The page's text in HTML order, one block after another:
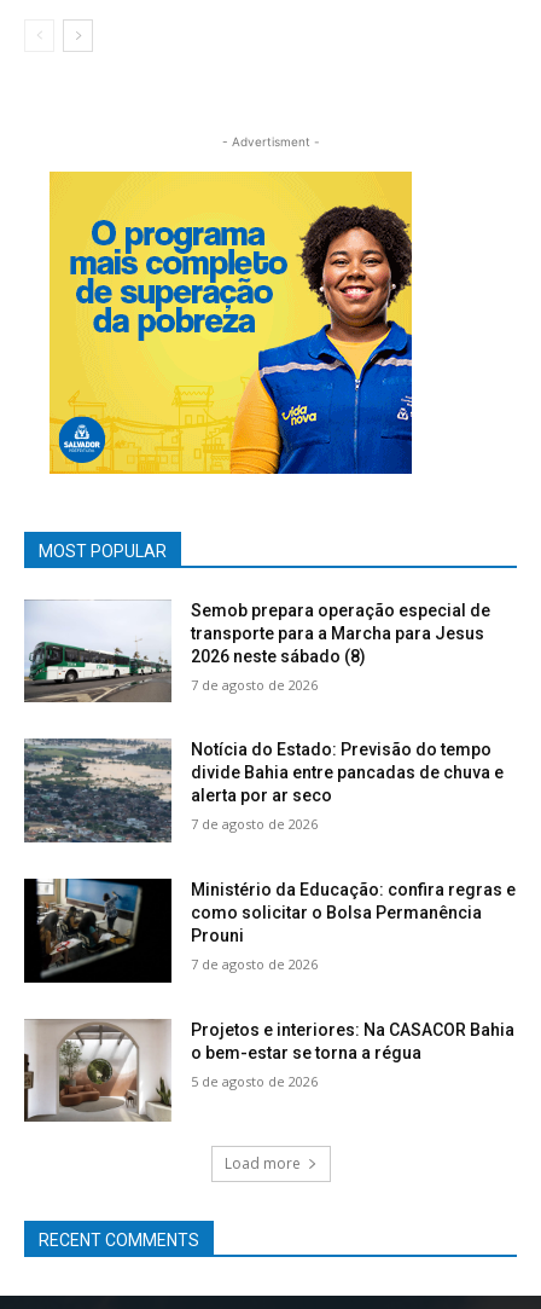
- Advertisment -
MOST POPULAR
Semob prepara operação especial de
transporte para a Marcha para Jesus
2026 neste sábado (8)
7 de agosto de 2026
Notícia do Estado: Previsão do tempo
divide Bahia entre pancadas de chuva e
alerta por ar seco
7 de agosto de 2026
Ministério da Educação: confira regras e
como solicitar o Bolsa Permanência
Prouni
7 de agosto de 2026
Projetos e interiores: Na CASACOR Bahia
o bem-estar se torna a régua
5 de agosto de 2026
Load more
RECENT COMMENTS